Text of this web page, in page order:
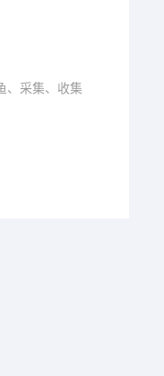
、采集、收集